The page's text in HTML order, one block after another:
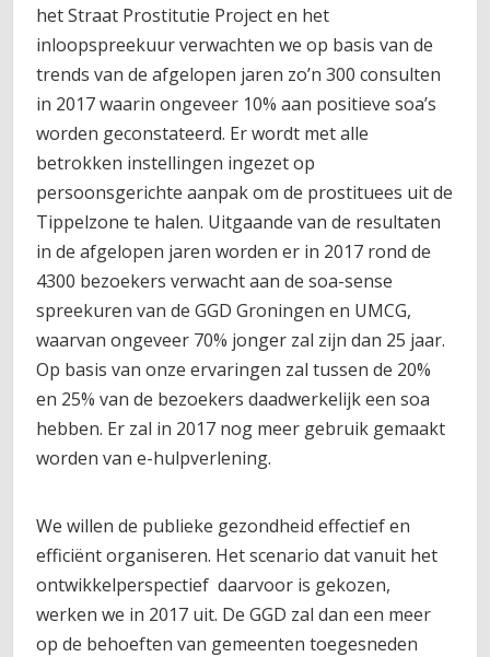
het Straat Prostitutie Project en het
inloopspreekuur verwachten we op basis van de
trends van de afgelopen jaren zo’n 300 consulten
in 2017 waarin ongeveer 10% aan positieve soa’s
worden geconstateerd. Er wordt met alle
betrokken instellingen ingezet op
persoonsgerichte aanpak om de prostituees uit de
Tippelzone te halen. Uitgaande van de resultaten
in de afgelopen jaren worden er in 2017 rond de
4300 bezoekers verwacht aan de soa-sense
spreekuren van de GGD Groningen en UMCG,
waarvan ongeveer 70% jonger zal zijn dan 25 jaar.
Op basis van onze ervaringen zal tussen de 20%
en 25% van de bezoekers daadwerkelijk een soa
hebben. Er zal in 2017 nog meer gebruik gemaakt
worden van e-hulpverlening.
We willen de publieke gezondheid effectief en
efficiënt organiseren. Het scenario dat vanuit het
ontwikkelperspectief daarvoor is gekozen,
werken we in 2017 uit. De GGD zal dan een meer
op de behoeften van gemeenten toegesneden